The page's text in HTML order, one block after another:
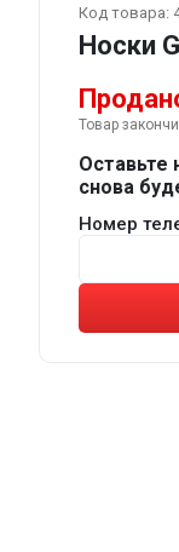
Код товара:
Носки
Товар
Оставьте
снова
Номер